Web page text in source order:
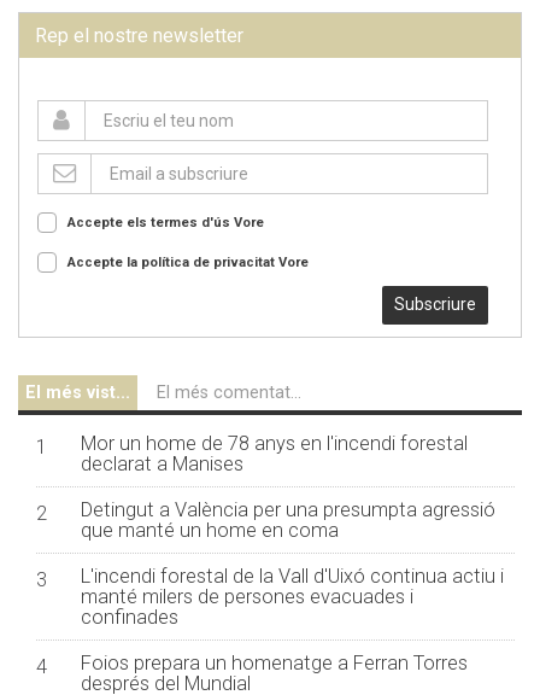
Rep el nostre newsletter
Accepte els termes d'ús Vore
Accepte la política de privacitat Vore
Subscriure
El més vist... El més comentat...
1
Mor un home de 78 anys en l'incendi forestal
declarat a Manises
2
Detingut a València per una presumpta agressió
que manté un home en coma
3
L'incendi forestal de la Vall d'Uixó continua actiu i
manté milers de persones evacuades i
confinades
4
Foios prepara un homenatge a Ferran Torres
després del Mundial